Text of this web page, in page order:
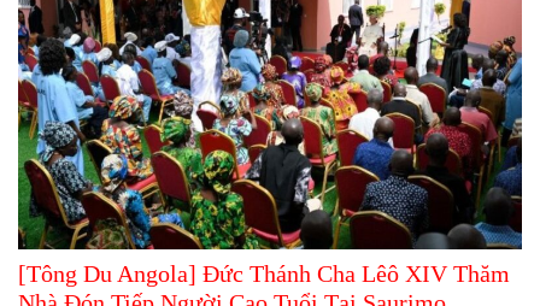
[Tông Du Angola] Đức Thánh Cha Lêô XIV Thăm